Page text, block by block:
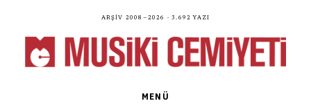
Arşiv 2008—2026 · 3.692 yazı
MENÜ